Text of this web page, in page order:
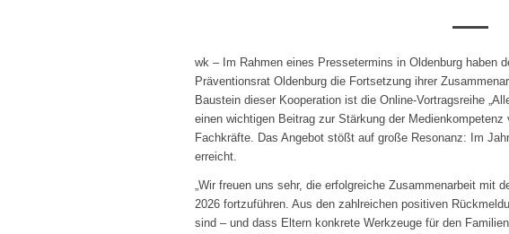
wk – Im Rahmen eines Pressetermins in Oldenburg haben
Präventionsrat Oldenburg die Fortsetzung ihrer
Baustein dieser Kooperation ist die Online-Vortragsreihe
einen wichtigen Beitrag zur Stärkung der
Fachkräfte. Das Angebot stößt auf große Resonanz: Im
erreicht.
„Wir freuen uns sehr, die erfolgreiche Zusammenarbeit mit
2026 fortzuführen. Aus den zahlreichen positiven
sind – und dass Eltern konkrete Werkzeuge für den